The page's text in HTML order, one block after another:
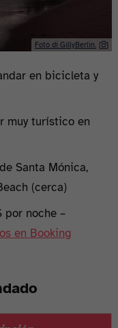
Foto di GillyBerlin.
en bicicleta y
muy turístico en
Santa Mónica,
(cerca)
por noche –
en Booking